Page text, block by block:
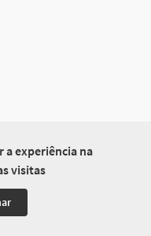
a experiência na
visitas